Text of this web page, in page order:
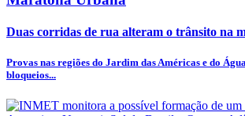
Duas corridas de rua alteram o trânsito na
Provas nas regiões do Jardim das Américas e do
bloqueios...